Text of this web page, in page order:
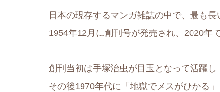
日本の現存するマンガ雑誌の中で、最も長
1954年12月に創刊号が発売され、2020年
創刊当初は手塚治虫が目玉となって活躍し
その後1970年代に「地獄でメスがひかる」